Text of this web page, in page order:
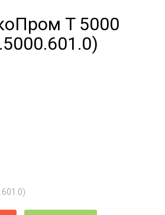
T 5000